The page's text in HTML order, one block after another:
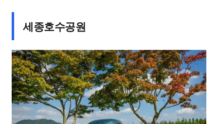
세종호수공원